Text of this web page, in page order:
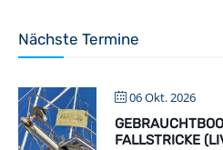
Nächste Termine
06 Okt. 2026
FALLSTRICKE